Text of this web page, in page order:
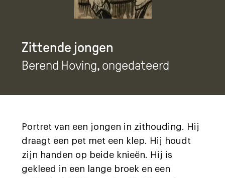
Zittende jongen
Berend Hoving, ongedateerd
Portret van een jongen in zithouding. Hij
draagt een pet met een klep. Hij houdt
zijn handen op beide knieën. Hij is
gekleed in een lange broek en een